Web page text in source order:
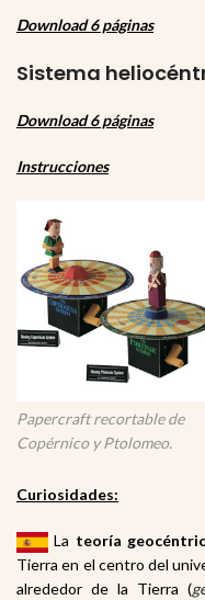
Download 6 páginas
Sistema
Download 6 páginas
Instrucciones
Papercraft recortable de
Copérnico y Ptolomeo.
Curiosidades:
La teoría
Tierra en el centro del
alrededor de la Tierra (